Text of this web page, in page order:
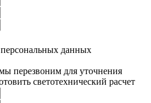
данных
перезвоним для уточнения
светотехнический расчет